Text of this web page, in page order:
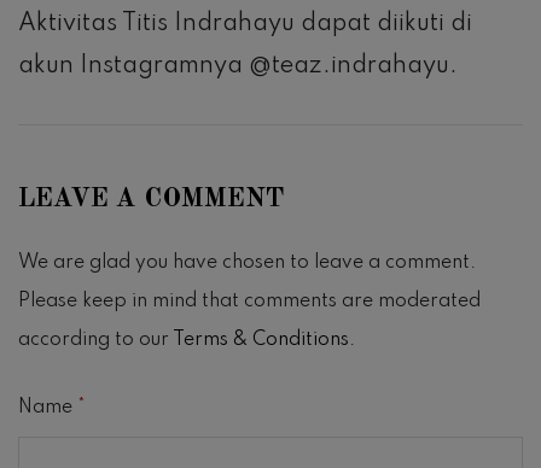
Aktivitas Titis Indrahayu dapat diikuti di
akun Instagramnya @teaz.indrahayu.
LEAVE A COMMENT
We are glad you have chosen to leave a comment.
Please keep in mind that comments are moderated
according to our
Terms & Conditions.
Name